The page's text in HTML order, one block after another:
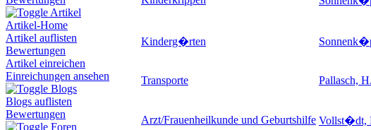
Artikel
Artikel-Home
Artikel auflisten
Bewertungen
Artikel einreichen
Einreichungen ansehen
Blogs
Blogs auflisten
Bewertungen
Foren
Kinderg�rten
Transporte Pallasch, H.
Arzt/Frauenheilkunde und Geburtshilfe Vollst�dt,